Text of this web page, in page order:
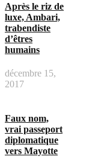
Après le riz de
luxe, Ambari,
trabendiste
d’êtres
humains
décembre 15,
2017
Faux nom,
vrai passeport
diplomatique
vers Mayotte